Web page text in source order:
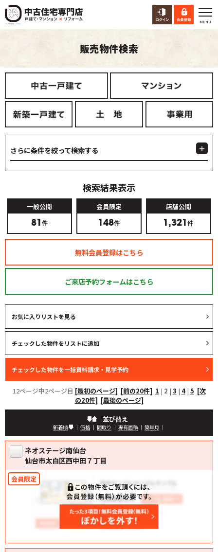
販売物件検索
さらに条件を絞って検索する
検索結果表示
一般公開
81 件
会員限定
148件
店舗公開
1,321件
無料会員登録はこちら
ご来店予約フォームはこちら
お気に入りリストを見る
12ページ中2ページ目 [最初のページ] [前の20件] 1 | 2 | 3 | 4| 5 [次
の20件] [最後のページ]
並び替え
新着順 ｜ 価格 ｜ 間取り ｜ 専有面積 ｜ 築年月 ｜
ネオステージ南仙台
仙台市太白区西中田７丁目